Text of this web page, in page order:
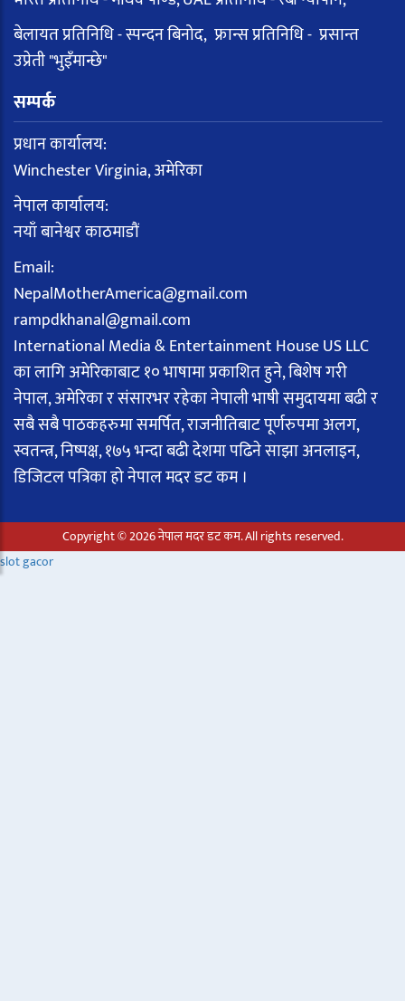
बेलायत प्रतिनिधि - स्पन्दन बिनोद, फ्रान्स प्रतिनिधि - प्रसान्त
उप्रेती "भुइँमान्छे"
सम्पर्क
प्रधान कार्यालय:
Winchester Virginia, अमेरिका
नेपाल कार्यालय:
नयाँ बानेश्वर काठमाडौं
Email:
NepalMotherAmerica@gmail.com
rampdkhanal@gmail.com
International Media & Entertainment House US LLC
का लागि अमेरिकाबाट १० भाषामा प्रकाशित हुने, बिशेष गरी
नेपाल, अमेरिका र संसारभर रहेका नेपाली भाषी समुदायमा बढी र
सबै सबै पाठकहरुमा समर्पित, राजनीतिबाट पूर्णरुपमा अलग,
स्वतन्त्र, निष्पक्ष, १७५ भन्दा बढी देशमा पढिने साझा अनलाइन,
डिजिटल पत्रिका हो नेपाल मदर डट कम ।
Copyright © 2026 नेपाल मदर डट कम. All rights reserved.
slot gacor